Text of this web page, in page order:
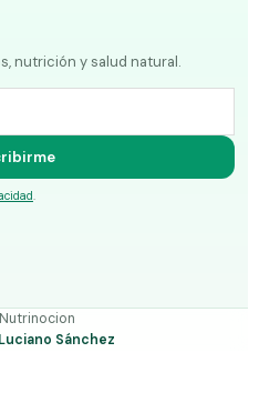
nutrición y salud natural.
.
Nutrinocion
Luciano Sánchez